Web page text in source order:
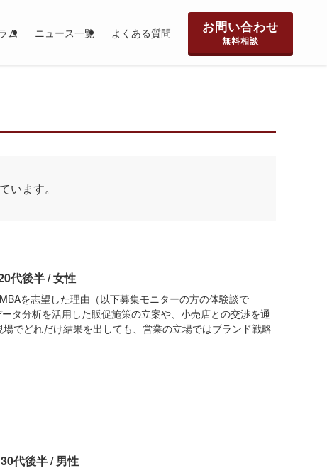
ム ニュース一覧 よくある質問 お問い合わせ
無料相談
います。
代後半 / 女性
を志望した理由（以下募集モニターの方の体験談で
タ分析を活用した販促施策の立案や、小売店との交渉を通
でどれだけ結果を出しても、営業の立場ではブランド戦略
代後半 / 男性